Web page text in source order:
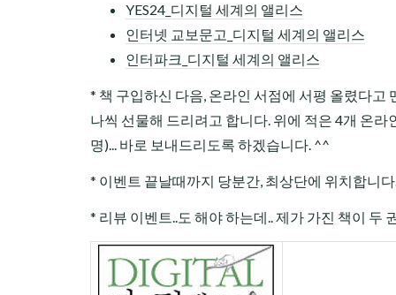
YES24_디지털 세계의 앨리스
인터넷 교보문고_디지털 세계의 앨리스
인터파크_디지털 세계의 앨리스
* 책 구입하신 다음, 온라인 서점에 서평 올렸다고
나씩 선물해 드리려고 합니다. 위에 적은 4개 온
명)... 바로 보내드리도록 하겠습니다. ^^
* 이벤트 끝날때까지 당분간, 최상단에 위치합니
* 리뷰 이벤트..도 해야 하는데.. 제가 가진 책이 두